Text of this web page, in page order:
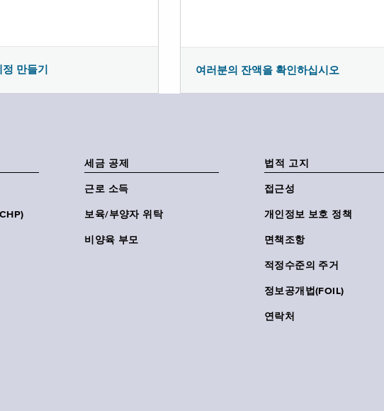
만들기 여러분의 잔액을 확인하십시오
세금 공제
근로 소득
보육/부양자 위탁
비양육 부모
법적 고지
접근성
개인정보 보호 정책
면책조항
적정수준의 주거
정보공개법(FOIL)
연락처